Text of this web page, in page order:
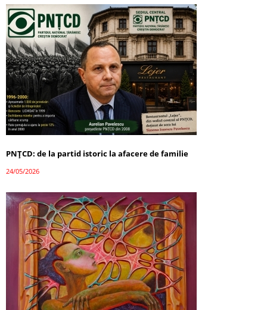
PNȚCD: de la partid istoric la afacere de familie
24/05/2026